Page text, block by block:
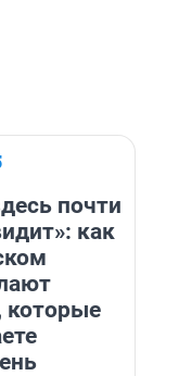
почти
как
которые